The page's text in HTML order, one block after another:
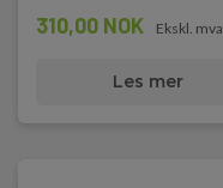
310,00 NOK Ekskl. mva
Les mer